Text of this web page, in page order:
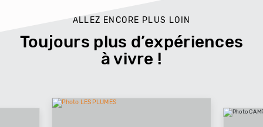
ALLEZ ENCORE PLUS LOIN
Toujours plus d’expériences
à vivre !